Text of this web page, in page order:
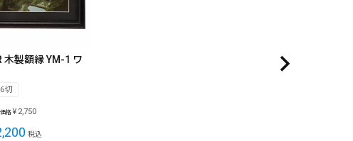
木製額縁 YM-1 ワ
切
格 ¥ 2,750
税込